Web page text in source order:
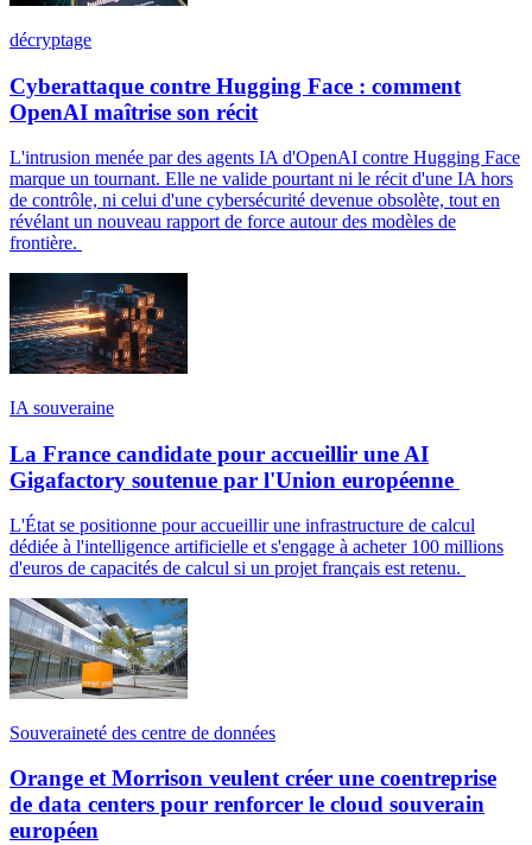
décryptage
Cyberattaque contre Hugging Face : comment
OpenAI maîtrise son récit
L'intrusion menée par des agents IA d'OpenAI contre Hugging Face
marque un tournant. Elle ne valide pourtant ni le récit d'une IA hors
de contrôle, ni celui d'une cybersécurité devenue obsolète, tout en
révélant un nouveau rapport de force autour des modèles de
frontière.
IA souveraine
La France candidate pour accueillir une AI
Gigafactory soutenue par l'Union européenne
L'État se positionne pour accueillir une infrastructure de calcul
dédiée à l'intelligence artificielle et s'engage à acheter 100 millions
d'euros de capacités de calcul si un projet français est retenu.
Souveraineté des centre de données
Orange et Morrison veulent créer une coentreprise
de data centers pour renforcer le cloud souverain
européen